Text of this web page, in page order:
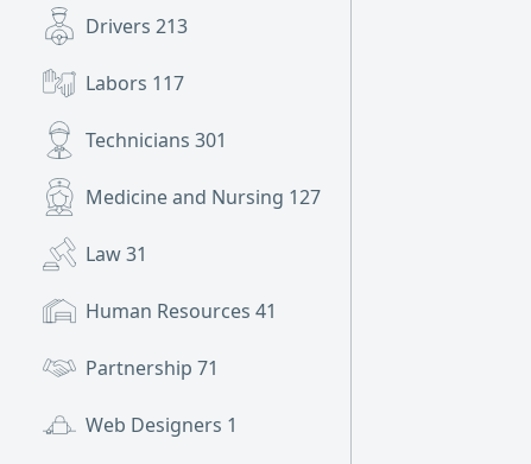
Drivers 213
Labors 117
Technicians 301
Medicine and Nursing 127
Law31
Human Resources 41
Partnership 71
Web Designers 1